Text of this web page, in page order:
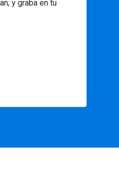
y graba en tu